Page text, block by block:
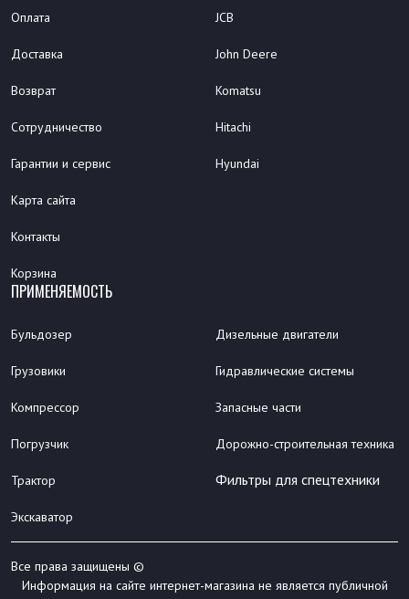
Оплата
Доставка
Возврат
Сотрудничество
Гарантии и сервис
Карта сайта
Контакты
Корзина
JCB
John Deere
Komatsu
Hitachi
Hyundai
ПРИМЕНЯЕМОСТЬ
Бульдозер
Грузовики
Компрессор
Погрузчик
Трактор
Экскаватор
Дизельные двигатели
Гидравлические системы
Запасные части
Дорожно-строительная техника
Фильтры для спецтехники
Все права защищены ©
Информация на сайте интернет-магазина не является публичной